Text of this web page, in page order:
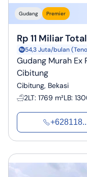
Gudang Premier
Rp 11 Miliar Total
54,3 Juta/bulan
Gudang Murah Ex
Cibitung
Cibitung, Bekasi
2LT: 1769 m²LB: